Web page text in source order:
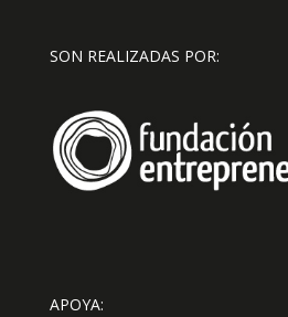
SON REALIZADAS POR:
APOYA: